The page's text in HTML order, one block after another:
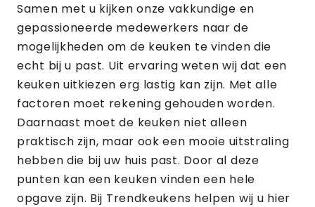
Samen met u kijken onze vakkundige en
gepassioneerde medewerkers naar de
mogelijkheden om de keuken te vinden die
echt bij u past. Uit ervaring weten wij dat een
keuken uitkiezen erg lastig kan zijn. Met alle
factoren moet rekening gehouden worden.
Daarnaast moet de keuken niet alleen
praktisch zijn, maar ook een mooie uitstraling
hebben die bij uw huis past. Door al deze
punten kan een keuken vinden een hele
opgave zijn. Bij Trendkeukens helpen wij u hier